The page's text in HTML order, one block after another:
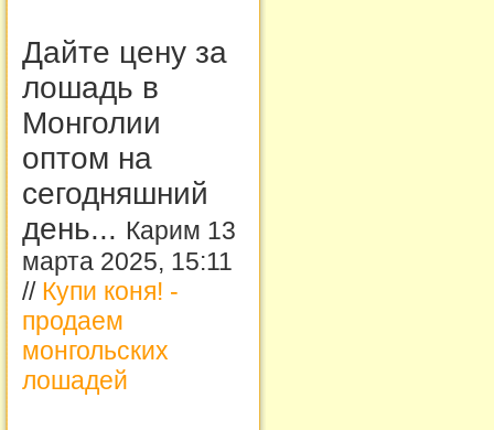
Дайте цену за
лошадь в
Монголии
оптом на
сегодняшний
день... Карим 13
марта 2025, 15:11
// Купи коня! -
продаем
монгольских
лошадей